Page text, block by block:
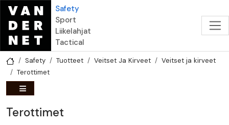
Hyppää pääsisältöön
Safety
Sport
Liikelahjat
Tactical
Safety Tuotteet Veitset Ja Kirveet
Veitset ja kirveet
Terottimet
Terottimet